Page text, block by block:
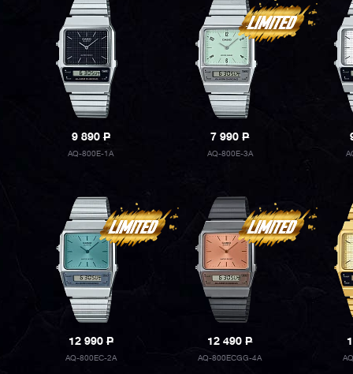
9 890P
AQ-800E-1A
7 990P
AQ-800E-3A
12 990P
AQ-800EC-2A
12 490P
AQ-800ECGG-4A